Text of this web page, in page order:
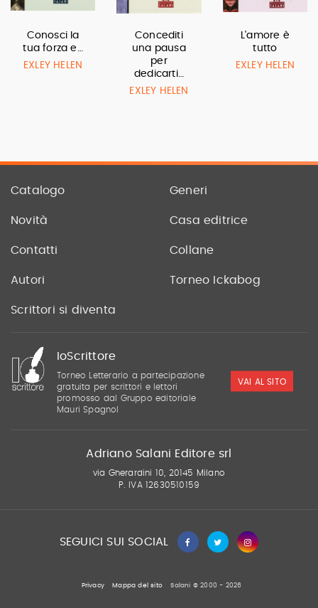
Conosci la
tua forza e…
EXLEY HELEN
Concediti
una pausa
per
dedicarti…
EXLEY HELEN
L'amore è
tutto
EXLEY HELEN
Catalogo Generi
Novità Casa editrice
Contatti Collane
Autori Torneo Ickabog
Scrittori si diventa
IoScrittore
Torneo Letterario a partecipazione
gratuita per scrittori e lettori
promosso dal Gruppo editoriale
Mauri Spagnol
VAI AL SITO
Adriano Salani Editore srl
via Gherardini 10, 20145 Milano
P. IVA 12630510159
SEGUICI SUI SOCIAL
Privacy Mappa del sito Salani © 2000 - 2026